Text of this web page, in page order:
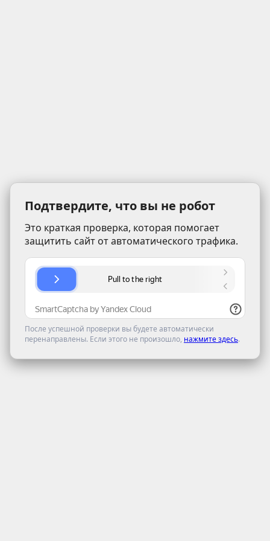
Подтвердите, что вы не робот
Это краткая проверка, которая помогает
защитить сайт от автоматического трафика.
После успешной проверки вы будете автоматически
перенаправлены. Если этого не произошло, нажмите здесь.